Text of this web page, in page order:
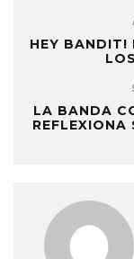
HEY BANDIT!
LA BANDA
REFLEXIONA